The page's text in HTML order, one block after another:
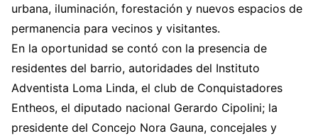
urbana, iluminación, forestación y nuevos espacios de
permanencia para vecinos y visitantes.
En la oportunidad se contó con la presencia de
residentes del barrio, autoridades del Instituto
Adventista Loma Linda, el club de Conquistadores
Entheos, el diputado nacional Gerardo Cipolini; la
presidente del Concejo Nora Gauna, concejales y